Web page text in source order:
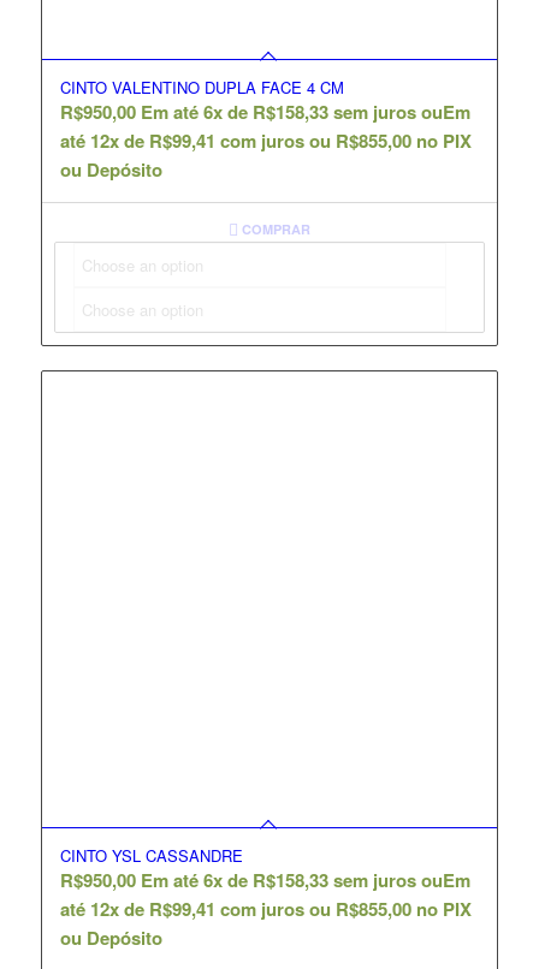
CINTO VALENTINO DUPLA FACE 4 CM
R$950,00 Em até 6x de R$158,33sem juros ouEm
até 12x de R$99,41 com juros ou R$855,00 no PIX
ou Depósito
COMPRAR
CINTO YSL CASSANDRE
R$950,00 Em até 6x de R$158,33sem juros ouEm
até 12x de R$99,41 com juros ou R$855,00 no PIX
ou Depósito